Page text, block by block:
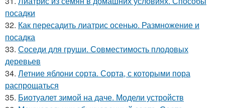
посадки
32. Как пересадить лиатрис осенью. Размножение и
посадка
33. Соседи для груши. Совместимость плодовых
деревьев
34. Летние яблони сорта. Сорта, с которыми пора
распрощаться
35. Биотуалет зимой на даче. Модели устройств